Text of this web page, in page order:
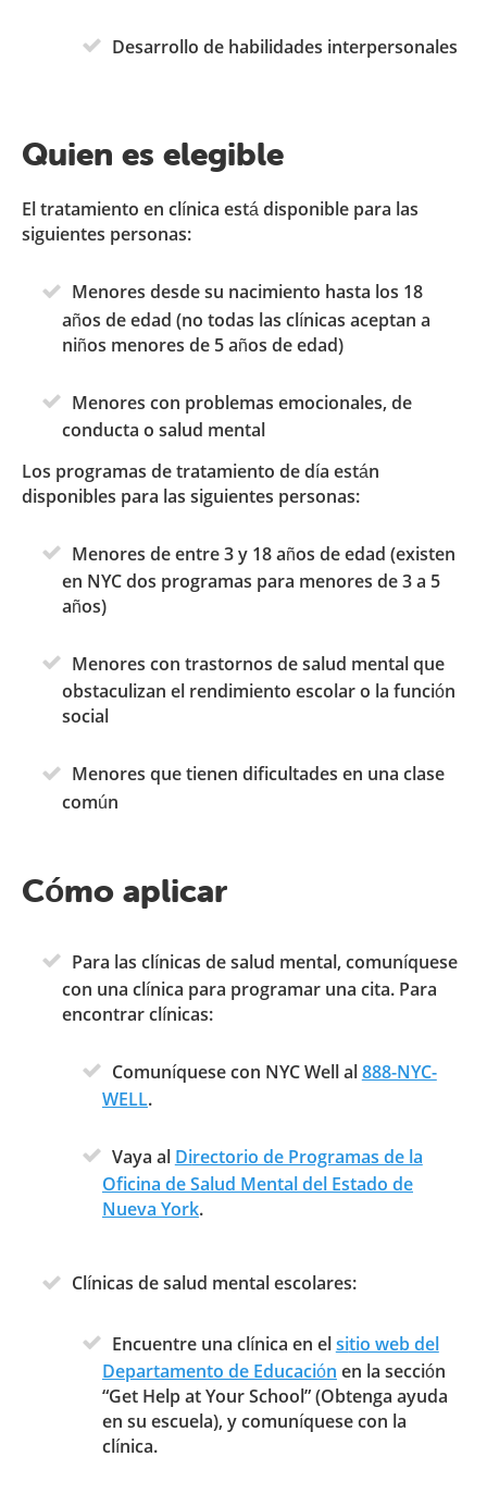
Desarrollo de habilidades interpersonales
Quien es elegible
El tratamiento en clínica está disponible para las
siguientes personas:
Menores desde su nacimiento hasta los 18
años de edad (no todas las clínicas aceptan a
niños menores de 5 años de edad)
Menores con problemas emocionales, de
conducta o salud mental
Los programas de tratamiento de día están
disponibles para las siguientes personas:
Menores de entre 3 y 18 años de edad (existen
en NYC dos programas para menores de 3 a 5
años)
Menores con trastornos de salud mental que
obstaculizan el rendimiento escolar o la función
social
Menores que tienen dificultades en una clase
común
Cómo aplicar
Para las clínicas de salud mental, comuníquese
con una clínica para programar una cita. Para
encontrar clínicas:
Comuníquese con NYC Well al888-NYC-
WELL.
Vaya al Directorio de Programas de la
Oficina de Salud Mental del Estado de
Nueva York.
Clínicas de salud mental escolares:
Encuentre una clínica en elsitio web del
Departamento de Educación en la sección
“Get Help at Your School” (Obtenga ayuda
en su escuela), y comuníquese con la
clínica.